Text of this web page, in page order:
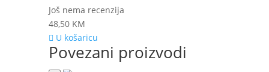
Još nema recenzija
48,50 KM
U košaricu
Povezani proizvodi